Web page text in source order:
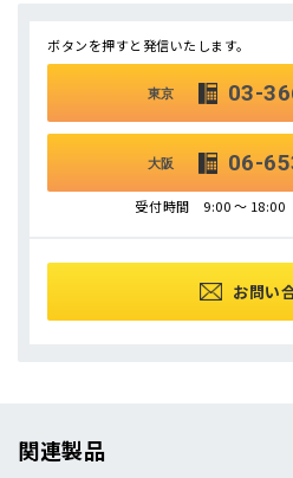
ボタンを押すと発信いたします。
東京 03-
大阪 06-
受付時間 9:00 ～ 18:00
お問い
関連製品